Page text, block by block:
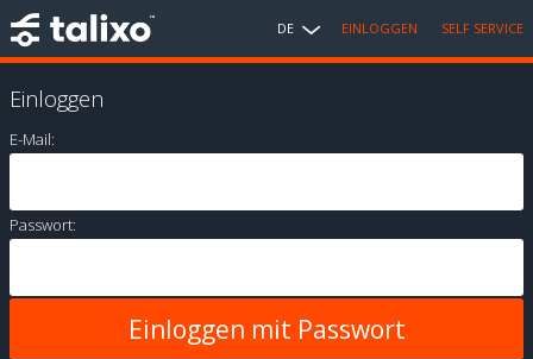
DE EINLOGGEN SELF SERVICE
Einloggen
E-Mail:
Passwort: